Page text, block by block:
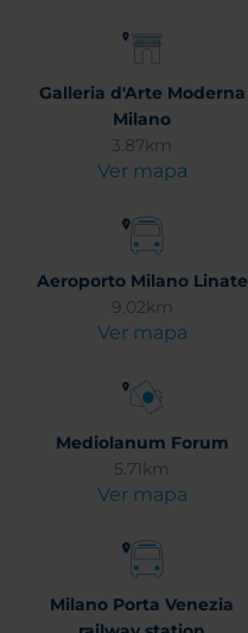
Galleria d'Arte Moderna
Milano
3.87km
Ver mapa
Aeroporto Milano Linate
9.02km
Ver mapa
Mediolanum Forum
5.71km
Ver mapa
Milano Porta Venezia